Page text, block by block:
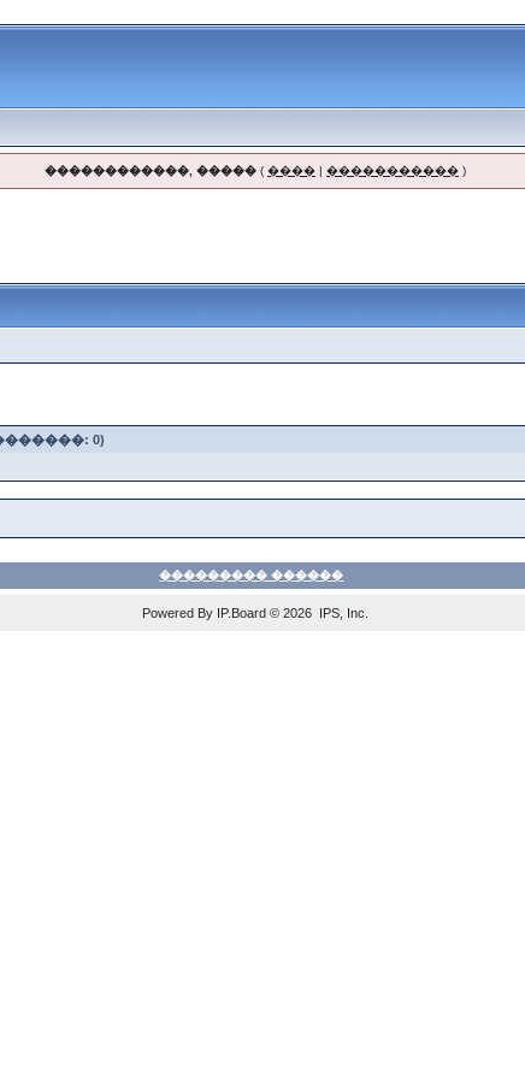
������������, �����( ����| �����������)
0)
��������� ������
Powered By IP.Board © 2026 IPS, Inc.